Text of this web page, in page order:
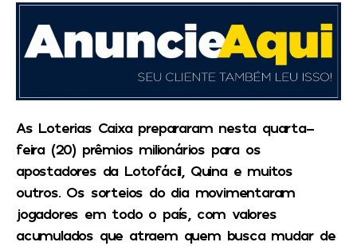
As Loterias Caixa prepararam nesta quarta-
feira (20) prêmios milionários para os
apostadores da Lotofácil, Quina e muitos
outros. Os sorteios do dia movimentaram
jogadores em todo o país, com valores
acumulados que atraem quem busca mudar de